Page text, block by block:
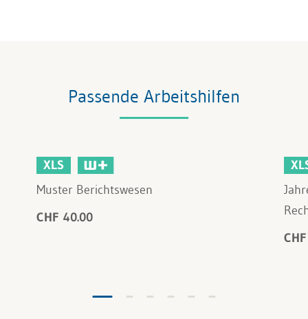
Passende Arbeitshilfen
XLS
Muster Berichtswesen
CHF 40.00